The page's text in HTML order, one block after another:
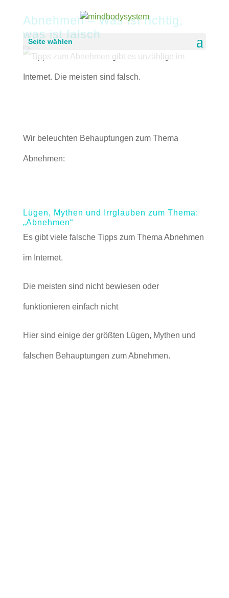
Seite wählen
Abnehmen – Was ist richtig,
was ist falsch
Wir beleuchten Behauptungen zum Thema
Abnehmen:
Lügen, Mythen und Irrglauben zum Thema:
„Abnehmen“
Es gibt viele falsche Tipps zum Thema Abnehmen
im Internet.
Die meisten sind nicht bewiesen oder
funktionieren einfach nicht
Hier sind einige der größten Lügen, Mythen und
falschen Behauptungen zum Abnehmen.